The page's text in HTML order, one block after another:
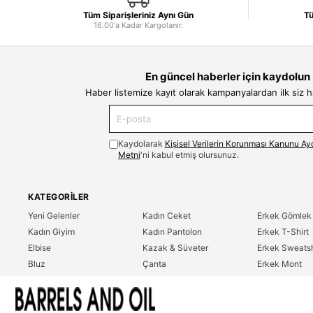
Tüm Siparişleriniz Aynı Gün
16.00'a Kadar Kargolanır.
En güncel haberler için kaydolun
Haber listemize kayıt olarak kampanyalardan ilk siz
Kaydolarak Kişisel Verilerin Korunması Kanunu
Metni'ni kabul etmiş olursunuz.
KATEGORILER
Yeni Gelenler
Kadın Giyim
Elbise
Bluz
T-Shirt
Kadın Ceket
Kadın Pantolon
Kazak & Süveter
Çanta
Erkek Gömlek
Erkek T-Shirt
Erkek
Erkek Mont